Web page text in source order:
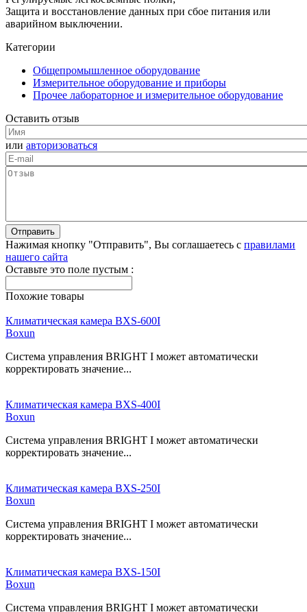
Защита и восстановление данных при сбое питания или
аварийном выключении.
Категории
Общепромышленное оборудование
Измерительное оборудование и приборы
Прочее лабораторное и измерительное оборудование
Оставить отзыв
или авторизоваться
Нажимая кнопку "Отправить", Вы соглашаетесь с правилами
нашего сайта
Оставьте это поле пустым :
Похожие товары
Климатическая камера BXS-600I
Boxun
Система управления BRIGHT I может автоматически
корректировать значение...
Климатическая камера BXS-400I
Boxun
Система управления BRIGHT I может автоматически
корректировать значение...
Климатическая камера BXS-250I
Boxun
Система управления BRIGHT I может автоматически
корректировать значение...
Климатическая камера BXS-150I
Boxun
Система управления BRIGHT I может автоматически